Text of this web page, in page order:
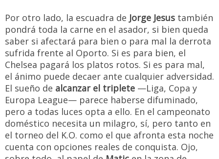
Por otro lado, la escuadra de Jorge Jesus también
pondrá toda la carne en el asador, si bien queda
saber si afectará para bien o para mal la derrota
sufrida frente al Oporto. Si es para bien, el
Chelsea pagará los platos rotos. Si es para mal,
el ánimo puede decaer ante cualquier adversidad.
El sueño de alcanzar el triplete —Liga, Copa y
Europa League— parece haberse difuminado,
pero a todas luces opta a ello. En el campeonato
doméstico necesita un milagro, sí, pero tanto en
el torneo del K.O. como el que afronta esta noche
cuenta con opciones reales de conquista. Ojo,